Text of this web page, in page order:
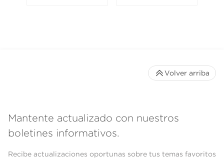
Mantente actualizado con nuestros
boletines informativos.
Recibe actualizaciones oportunas sobre tus temas favoritos
Volver arriba